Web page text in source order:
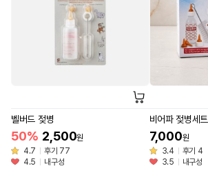
벨버드 젖병
50% 2,500원
4.7
후기 77
4.5
내구성
비어파 젖병세트
7,000원
3.4
후기 4
3.5
내구성